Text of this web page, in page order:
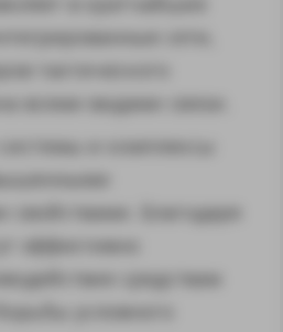
сети,
тактического
всеми видами связи.
и комплексы
Благодаря
эффективно
средствам
условного